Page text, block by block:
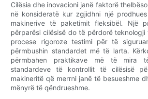
Cilësia dhe inovacioni janë faktorë
në konsideratë kur zgjidhni një
makinerive të paketimit fleksibël. Një
përparësi cilësisë do të përdorë
procese rigoroze testimi për të
përmbushin standardet më të larta.
përmbahen praktikave më të mira
standardeve të kontrollit të cilësisë
makineritë që merrni janë të besueshme
mënyrë të qëndrueshme.